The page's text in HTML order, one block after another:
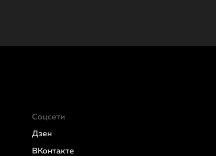
Соцсети
Дзен
ВКонтакте